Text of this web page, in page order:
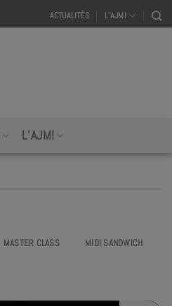
ACTUALITÉS L’AJMI
L’AJMI
MASTER CLASS
MIDI SANDWICH